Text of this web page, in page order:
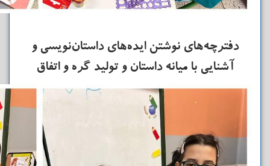
دفترچه‌های نوشتن ایده‌های داستان‌نویسی و
آشنایی با میانه داستان و تولید گره و اتفاق